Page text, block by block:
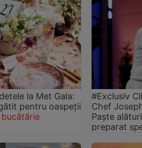
la Met Gala:
pentru oaspeții
#Exclusiv
Chef
Paşte
preparat